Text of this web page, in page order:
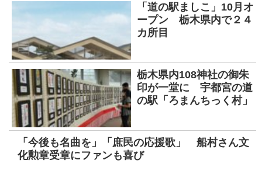
「道の駅ましこ」10月オ
ープン 栃木県内で２４
カ所目
栃木県内108神社の御朱
印が一堂に 宇都宮の道
の駅「ろまんちっく村」
「今後も名曲を」「庶民の応援歌」 船村さん文
化勲章受章にファンも喜び